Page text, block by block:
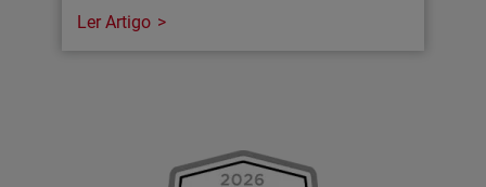
Ler Artigo